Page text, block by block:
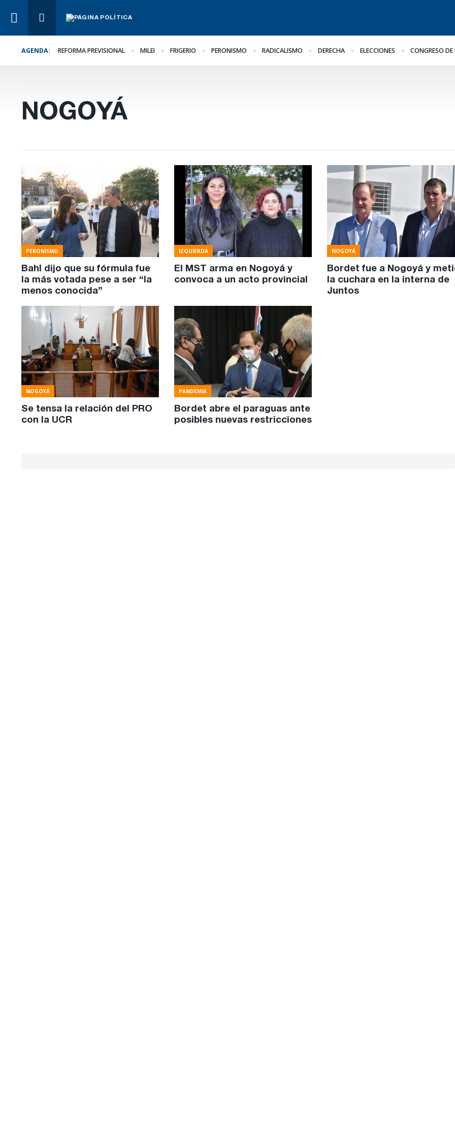
AGENDA: REFORMA PREVISIONAL MILEI FRIGERIO PERONISMO RADICALISMO DERECHA ELECCIONES CONGRESO
Congreso
reducción del déficit en
NOGOYÁ
PERONISMO
Bahl dijo que su fórmula fue
la más votada pese a ser “la
menos conocida”
IZQUIERDA
El MST arma en Nogoyá y
convoca a un acto provincial
NOGOYÁ
Bordet fue a Nogoyá y
la cuchara en la interna de
Juntos
NOGOYÁ
Se tensa la relación del PRO
con la UCR
PANDEMIA
Bordet abre el paraguas ante
posibles nuevas restricciones